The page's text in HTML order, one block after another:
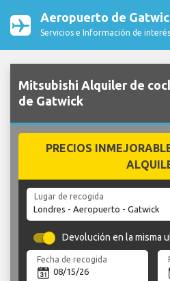
Aeropuerto de
Servicios e Información de
Mitsubishi Alquiler de
de Gatwick
PRECIOS
Lugar de recogida
Devolución en la misma
Fecha de recogida